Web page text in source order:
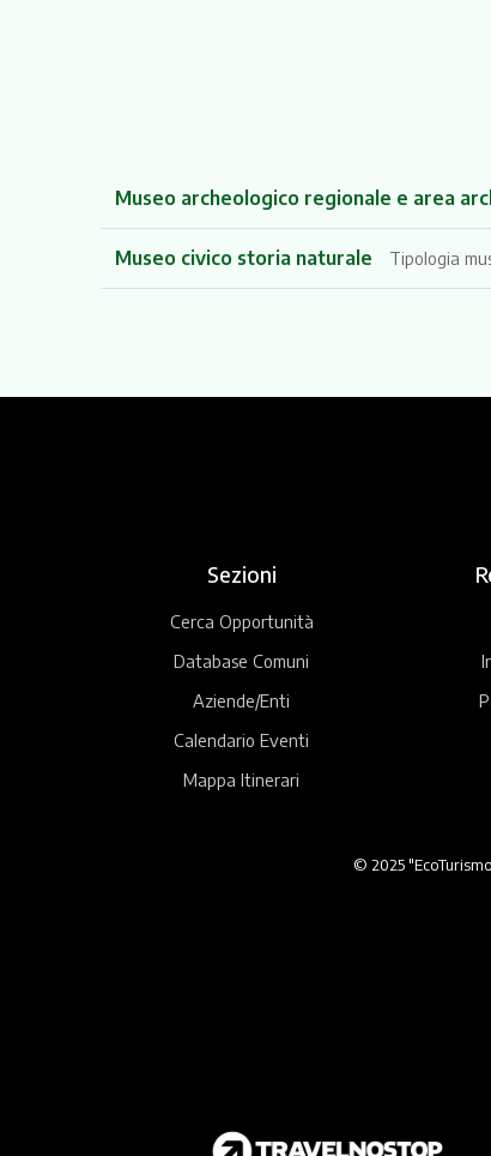
Museo archeologico regionale e area
Museo civico storia naturale Tipologia
Sezioni
Cerca Opportunità
Database Comuni
Aziende/Enti
Calendario Eventi
Mappa Itinerari
© 2025